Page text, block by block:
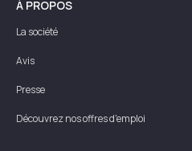
À PROPOS
La société
Avis
Presse
Découvrez nos offres d'emploi